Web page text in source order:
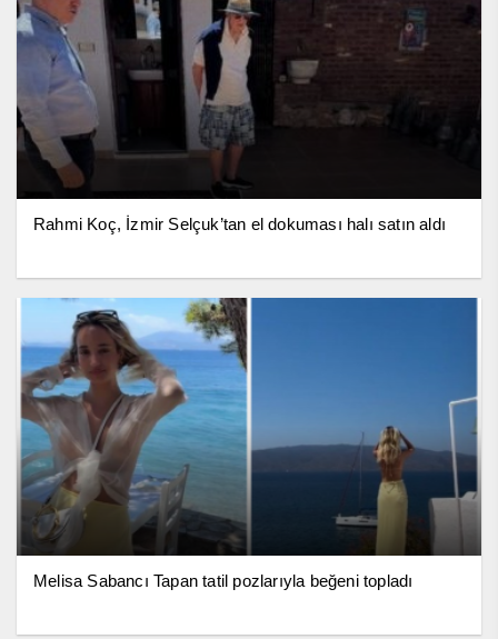
Rahmi Koç, İzmir Selçuk’tan el dokuması halı satın aldı
Melisa Sabancı Tapan tatil pozlarıyla beğeni topladı